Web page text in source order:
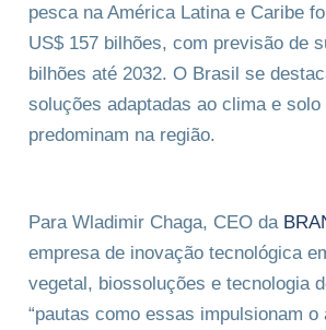
pesca na América Latina e Caribe
US$ 157 bilhões, com previsão de
bilhões até 2032. O Brasil se
soluções adaptadas ao clima e
predominam na região.
Para Wladimir Chaga, CEO da
empresa de inovação tecnológica
vegetal, biossoluções e tecnologia
“pautas como essas impulsionam o